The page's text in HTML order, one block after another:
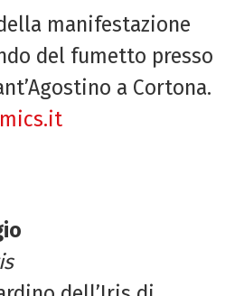
manifestazione
del fumetto presso
a Cortona.